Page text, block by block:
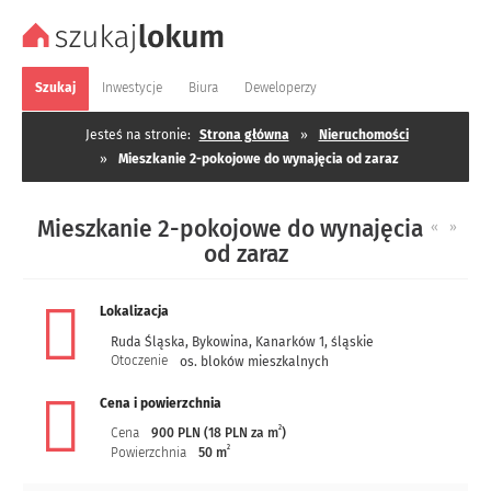
Szukaj Inwestycje Biura Deweloperzy
Jesteś na stronie: Strona główna »
Nieruchomości
»
Mieszkanie 2-pokojowe do wynajęcia od zaraz
« »
Mieszkanie 2-pokojowe do wynajęcia
od zaraz
Lokalizacja
Ruda Śląska, Bykowina, Kanarków 1, śląskie
Otoczenie
os. bloków mieszkalnych
Cena i powierzchnia
Cena
900 PLN (18 PLN za m2)
Powierzchnia
50 m2